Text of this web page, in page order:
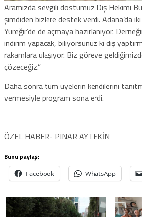
Aramızda sevgili dostumuz Diş Hekimi
şimdiden bizlere destek verdi. Adana’da
Yüreğir’de de açmaya hazırlanıyor.
indirim yapacak, biliyorsunuz ki diş
rakamlara ulaşıyor. Biz göreve
çözeceğiz.”
Daha sonra tüm üyelerin kendilerini
vermesiyle program sona erdi.
ÖZEL HABER- PINAR AYTEKİN
Bunu paylaş:
Facebook WhatsApp